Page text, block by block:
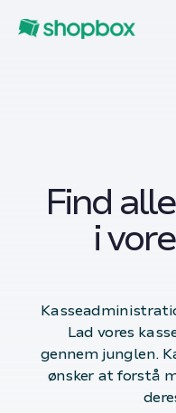
Find
i
Lad vores
gennem junglen.
ønsker at forstå